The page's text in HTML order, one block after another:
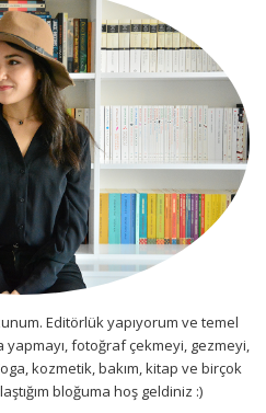
Editörlük yapıyorum ve temel
yapmayı, fotoğraf çekmeyi, gezmeyi,
kozmetik, bakım, kitap ve birçok
bloğuma hoş geldiniz :)